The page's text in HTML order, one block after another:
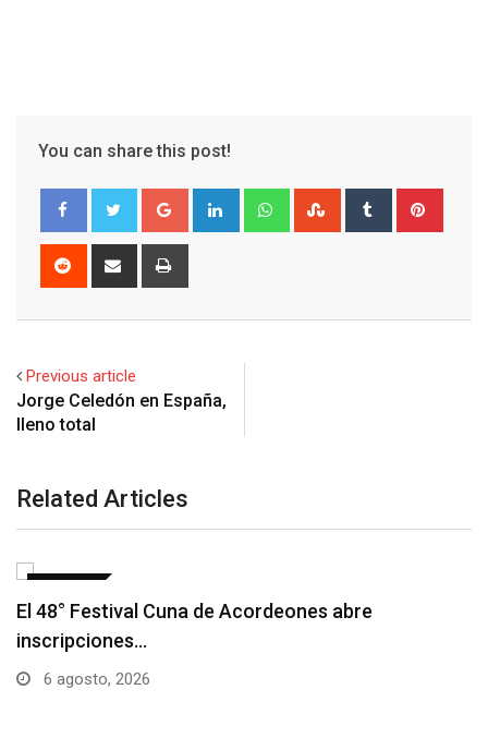
You can share this post!
Google+ LinkedIn WhatsappStumbleUpon
Tumblr
Reddit
Share
Previous article
Jorge Celedón en España,
lleno total
Related Articles